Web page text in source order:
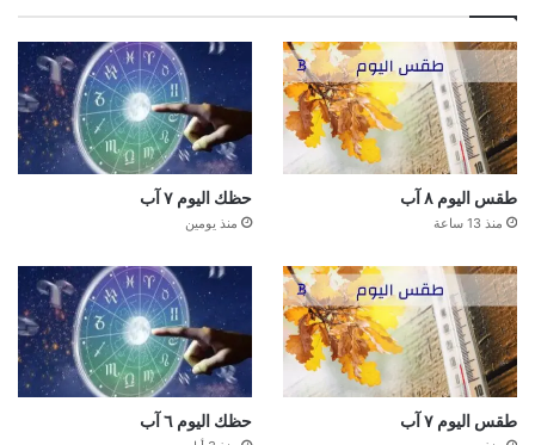
طقس اليوم ٨ آب
منذ 13 ساعة
حظك اليوم ٧ آب
منذ يومين
طقس اليوم ٧ آب حظك اليوم ٦ آب